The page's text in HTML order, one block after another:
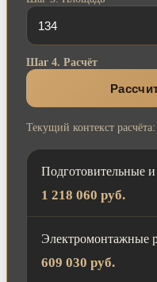
Шаг 4. Расчёт
Текущий контекст расчёта:
Подготовительные
1 218 060 руб.
Электромонтажные
609 030 руб.